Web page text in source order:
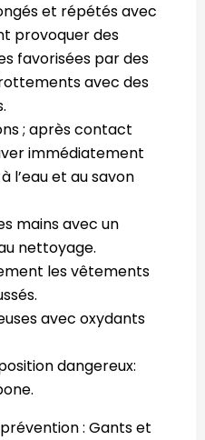
et répétés avec
provoquer des
favorisées par des
avec des
; après contact
immédiatement
l’eau et au savon
mains avec un
nettoyage.
les vêtements
avec oxydants
dangereux:
: Gants et